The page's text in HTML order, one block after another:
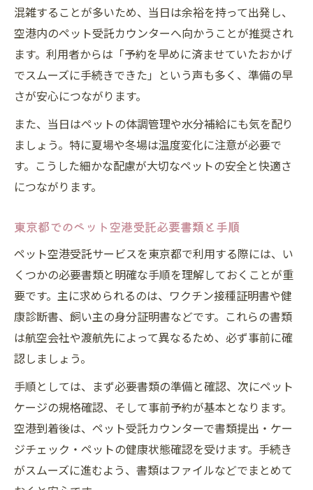
混雑することが多いため、当日は余裕を持って出発し、
空港内のペット受託カウンターへ向かうことが推奨され
ます。利用者からは「予約を早めに済ませていたおかげ
でスムーズに手続きできた」という声も多く、準備の早
さが安心につながります。
また、当日はペットの体調管理や水分補給にも気を配り
ましょう。特に夏場や冬場は温度変化に注意が必要で
す。こうした細かな配慮が大切なペットの安全と快適さ
につながります。
東京都でのペット空港受託必要書類と手順
ペット空港受託サービスを東京都で利用する際には、い
くつかの必要書類と明確な手順を理解しておくことが重
要です。主に求められるのは、ワクチン接種証明書や健
康診断書、飼い主の身分証明書などです。これらの書類
は航空会社や渡航先によって異なるため、必ず事前に確
認しましょう。
手順としては、まず必要書類の準備と確認、次にペット
ケージの規格確認、そして事前予約が基本となります。
空港到着後は、ペット受託カウンターで書類提出・ケー
ジチェック・ペットの健康状態確認を受けます。手続き
がスムーズに進むよう、書類はファイルなどでまとめて